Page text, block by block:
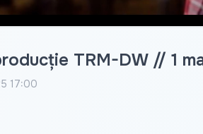
TRM-DW // 1
17:00